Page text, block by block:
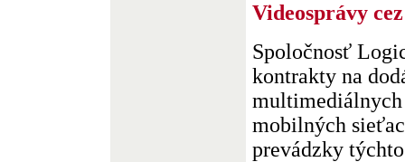
Videosprávy
Spoločnosť
kontrakty na
mobilných
prevádzky